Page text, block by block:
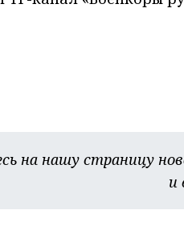
на нашу страницу
и